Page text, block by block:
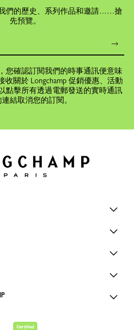
們的歷史、系列作品和邀請……搶
先預覽。
，您確認訂閱我們的時事通訊便意味
關於 Longchamp 促銷優惠、活動
點擊所有透過電郵發送的實時通訊
結取消您的訂閱。